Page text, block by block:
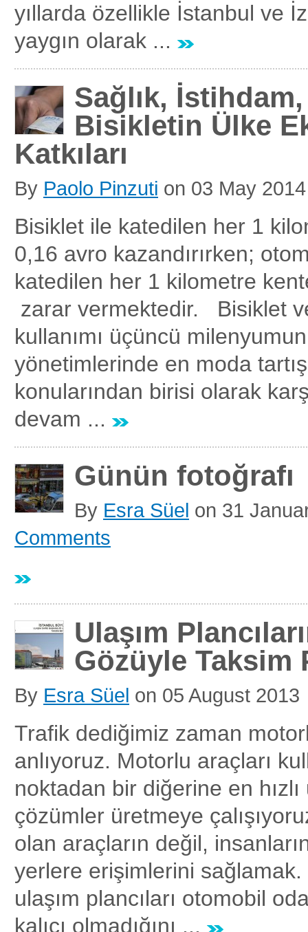
yıllarda özellikle İstanbul ve
yaygın olarak ...
Sağlık,
Bisikletin Ülke
Katkıları
By Paolo Pinzuti on 03 May 2014
Bisiklet ile katedilen her 1
0,16 avro kazandırırken;
katedilen her 1 kilometre
zarar vermektedir. Bisiklet
kullanımı üçüncü
yönetimlerinde en moda
konularından birisi olarak
devam ...
Günün fotoğrafı
By Esra Süel on 31
Comments
Ulaşım
Gözüyle Taksim
By Esra Süel on 05 August 2013
Trafik dediğimiz zaman
anlıyoruz. Motorlu araçları
noktadan bir diğerine en
çözümler üretmeye
olan araçların değil,
yerlere erişimlerini
ulaşım plancıları otomobil
kalıcı olmadığını ...